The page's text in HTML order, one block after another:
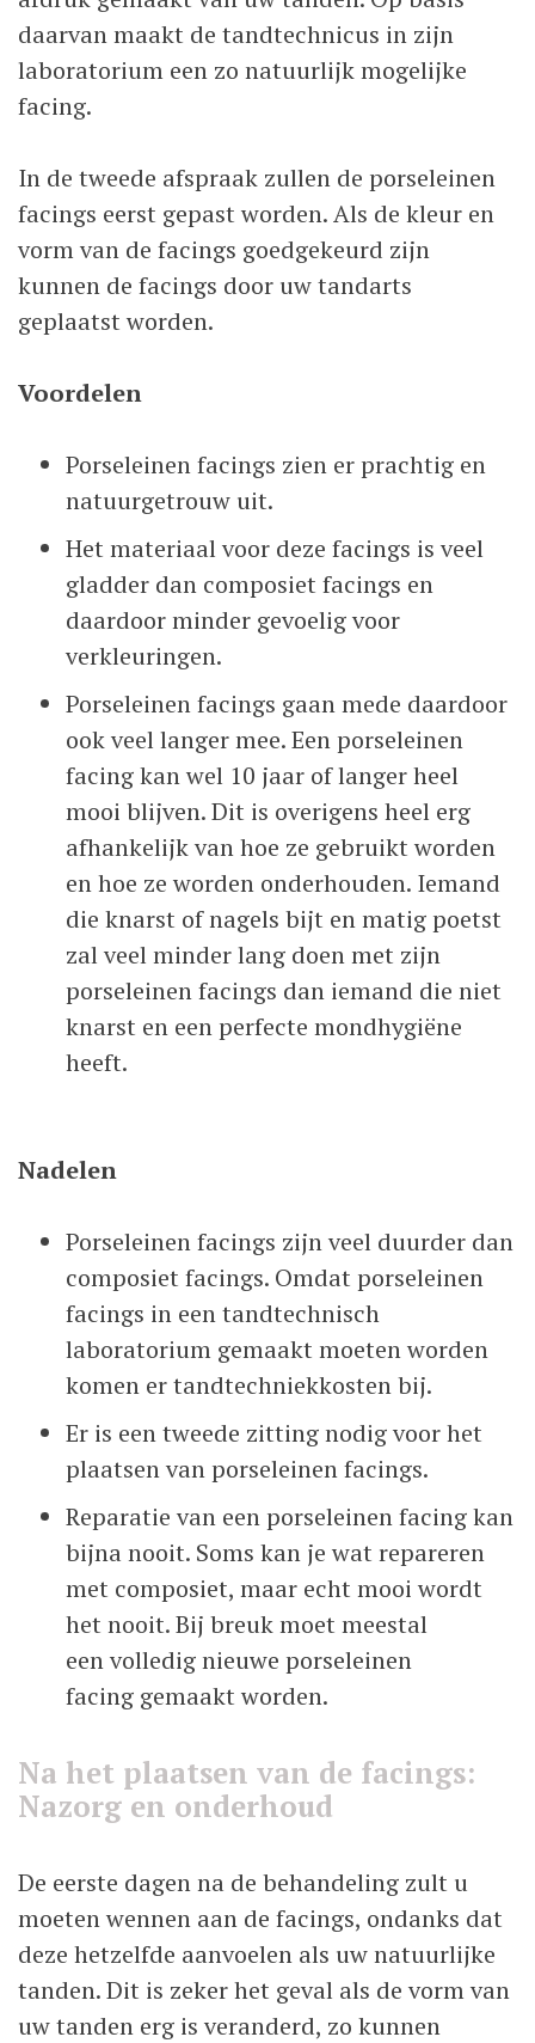
daarvan maakt de tandtechnicus in zijn
laboratorium een zo natuurlijk mogelijke
facing.
In de tweede afspraak zullen de porseleinen
facings eerst gepast worden. Als de kleur en
vorm van de facings goedgekeurd zijn
kunnen de facings door uw tandarts
geplaatst worden.
Voordelen
Porseleinen facings zien er prachtig en
natuurgetrouw uit.
Het materiaal voor deze facings is veel
gladder dan composiet facings en
daardoor minder gevoelig voor
verkleuringen.
Porseleinen facings gaan mede daardoor
ook veel langer mee. Een porseleinen
facing kan wel 10 jaar of langer heel
mooi blijven. Dit is overigens heel erg
afhankelijk van hoe ze gebruikt worden
en hoe ze worden onderhouden. Iemand
die knarst of nagels bijt en matig poetst
zal veel minder lang doen met zijn
porseleinen facings dan iemand die niet
knarst en een perfecte mondhygiëne
heeft.
Nadelen
Porseleinen facings zijn veel duurder dan
composiet facings. Omdat porseleinen
facings in een tandtechnisch
laboratorium gemaakt moeten worden
komen er tandtechniekkosten bij.
Er is een tweede zitting nodig voor het
plaatsen van porseleinen facings.
Reparatie van een porseleinen facing kan
bijna nooit. Soms kan je wat repareren
met composiet, maar echt mooi wordt
het nooit. Bij breuk moet meestal
een volledig nieuwe porseleinen
facing gemaakt worden.
Na het plaatsen van de facings:
Nazorg en onderhoud
De eerste dagen na de behandeling zult u
moeten wennen aan de facings, ondanks dat
deze hetzelfde aanvoelen als uw natuurlijke
tanden. Dit is zeker het geval als de vorm van
uw tanden erg is veranderd, zo kunnen